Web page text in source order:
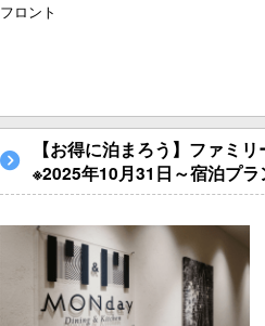
フロント
【お得に泊まろう】ファミ
※2025年10月31日～宿泊プラ